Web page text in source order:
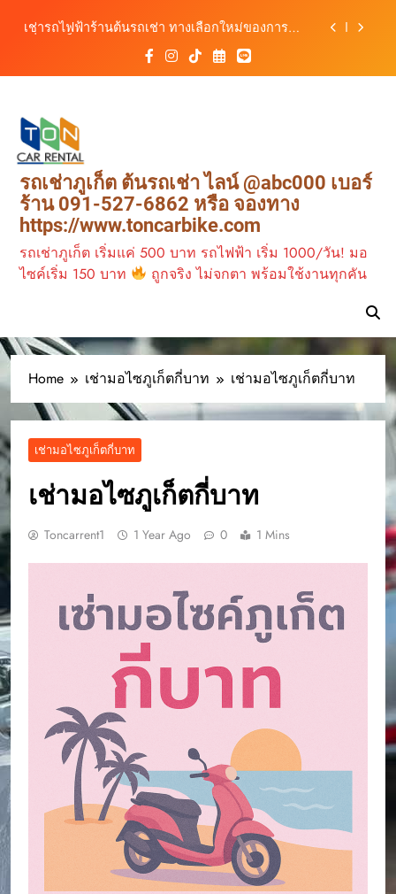
เช่ารถไฟฟ้าร้านต้นรถเช่า ทางเลือกใหม่ของการ
ต้นรถเช่ามอเตอร์ไซค์ภูเก็ต ราคาประหยัด ขี่ง่าย รับ
รถสะดวก 24 ชั่วโมง
สะดวก ราคาประหยัด เริ่มต้นเพียง 150 บาท/วัน
ต้นรถเช่า ครบทุกฟังก์ชันการใช้งาน ครบทุกประเภท
รถ ตอบโจทย์ทุกการเดินทางในภูเก็ต
เช่ารถไฟฟ้าร้านต้นรถเช่า ทางเลือกใหม่ของการ
เที่ยวภูเก็ต ขับเงียบ ประหยัด และทันสมัย
ต้นรถเช่ามอเตอร์ไซค์ภูเก็ต ราคาประหยัด ขี่ง่าย รับ
รถสะดวก 24 ชั่วโมง
รถเช่าภูเก็ต ต้นรถเช่า ไลน์ @abc000 เบอร์
ร้าน 091-527-6862 หรือ จองทาง
https://www.toncarbike.com
รถเช่าภูเก็ต เริ่มแค่ 500 บาท รถไฟฟ้า เริ่ม 1000/วัน! มอ
ไซค์เริ่ม 150 บาท
ถูกจริง ไม่จกตา พร้อมใช้งานทุกคัน
Home เช่ามอไซภูเก็ตกี่บาท เช่ามอไซภูเก็ตกี่บาท
เช่ามอไซภูเก็ตกี่บาท
เช่ามอไซภูเก็ตกี่บาท
Toncarrent1 1 Year Ago 0 1 Mins